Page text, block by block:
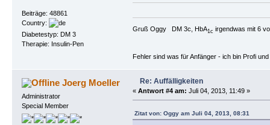
Beiträge: 48861
Country:
Diabetestyp: DM 3
Therapie: Insulin-Pen
Gruß Oggy DM 3c, HbA1c irgendwas mit 6
Fehler sind was für Anfänger - ich bin Profi
Joerg Moeller
Administrator
Special Member
Re: Auffälligkeiten
« Antwort #4 am: Juli 04, 2013, 11:49 »
Zitat von: Oggy am Juli 04, 2013, 08:31